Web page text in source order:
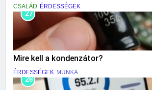
CSALÁD ÉRDESSÉGEK
27
Mire kell a kondenzátor?
ÉRDESSÉGEK MUNKA
28